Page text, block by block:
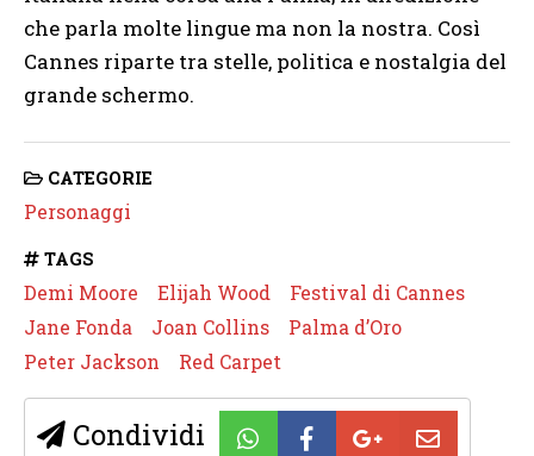
che parla molte lingue ma non la nostra. Così
Cannes riparte tra stelle, politica e nostalgia del
grande schermo.
CATEGORIE
Personaggi
TAGS
Demi Moore Elijah Wood
Festival di Cannes
Jane Fonda
Joan Collins
Palma d’Oro
Peter Jackson
Red Carpet
Condividi